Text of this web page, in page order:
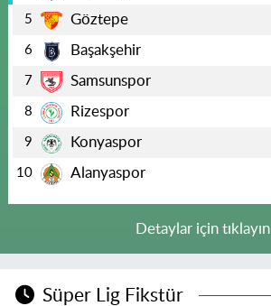
5 Göztepe
6 Başakşehir
7 Samsunspor
8 Rizespor
9 Konyaspor
10 Alanyaspor
Detaylar için tıklayın
Süper Lig Fikstür